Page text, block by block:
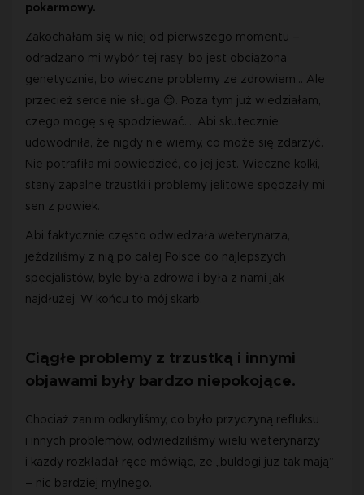
pokarmowy.
Zakochałam się w niej od pierwszego momentu –
odradzano mi wybór tej rasy: bo jest obciążona
genetycznie, bo wieczne problemy ze zdrowiem… Ale
przecież serce nie sługa 😊 . Poza tym już wiedziałam,
czego mogę się spodziewać…. Abi skutecznie
udowodniła, że nigdy nie wiemy, co może się zdarzyć.
Nie potrafiła mi powiedzieć, co jej jest. Wieczne kolki,
stany zapalne trzustki i problemy jelitowe spędzały mi
sen z powiek.
Abi faktycznie często odwiedzała weterynarza,
jeździliśmy z nią po całej Polsce do najlepszych
specjalistów, byle była zdrowa i była z nami jak
najdłużej. W końcu to mój skarb.
Ciągłe problemy z trzustką i innymi
objawami były bardzo niepokojące.
Chociaż zanim odkryliśmy, co było przyczyną refluksu
i innych problemów, odwiedziliśmy wielu weterynarzy
i każdy rozkładał ręce mówiąc, że „buldogi już tak mają”
– nic bardziej mylnego.